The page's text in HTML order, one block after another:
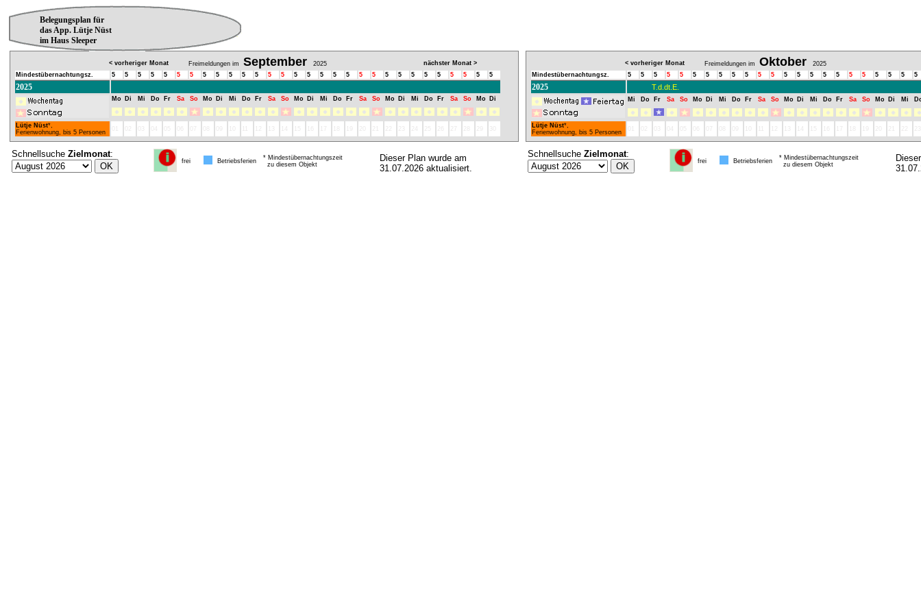
Belegungsplan für
das App. Lütje Nüst
im Haus Sleeper
< vorheriger Monat Freimeldungen im September 2025
nächster Monat >
Mindestübernachtungsz.
5 5 5 5 5 5 5 5 5 5 5 5 5 5 5 5 5 5 5 5 5 5 5 5 5 5 5 5 5 5
2025
Mo Di Mi Do Fr Sa So Mo Di Mi Do Fr Sa So Mo Di Mi Do Fr Sa So Mo Di Mi Do Fr Sa So Mo Di
Lütje Nüst*,
Ferienwohnung, bis 5 Personen
Schnellsuche Zielmonat:
frei Betriebsferien
* Mindestübernachtungszeit
zu diesem Objekt
Dieser Plan wurde am
31.07.2026 aktualisiert.
< vorheriger Monat Freimeldungen im Oktober 2025
Mindestübernachtungsz.
5 5 5 5 5 5 5 5 5 5 5 5 5 5 5 5 5 5 5 5 5 5 5
2025 T.d.dt.E.
Mi Do Fr Sa So Mo Di Mi Do Fr Sa So Mo Di Mi Do Fr Sa So Mo Di Mi
Lütje Nüst*,
Ferienwohnung, bis 5 Personen
Schnellsuche Zielmonat:
frei Betriebsferien
* Mindestübernachtungszeit
zu diesem Objekt